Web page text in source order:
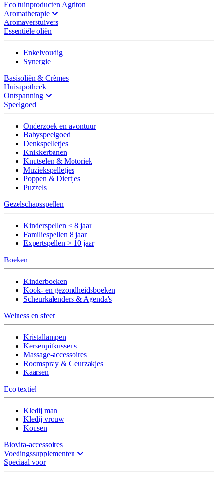
Eco tuinproducten Agriton
Aromatherapie
Aromaverstuivers
Essentiële oliën
Enkelvoudig
Synergie
Basisoliën & Crèmes
Huisapotheek
Ontspanning
Speelgoed
Onderzoek en avontuur
Babyspeelgoed
Denkspelletjes
Knikkerbanen
Knutselen & Motoriek
Muziekspelletjes
Poppen & Diertjes
Puzzels
Gezelschapsspellen
Kinderspellen < 8 jaar
Familiespellen 8 jaar
Expertspellen > 10 jaar
Boeken
Kinderboeken
Kook- en gezondheidsboeken
Scheurkalenders & Agenda's
Welness en sfeer
Kristallampen
Kersenpitkussens
Massage-accessoires
Roomspray & Geurzakjes
Kaarsen
Eco textiel
Kledij man
Kledij vrouw
Kousen
Biovita-accessoires
Voedingssupplementen
Speciaal voor